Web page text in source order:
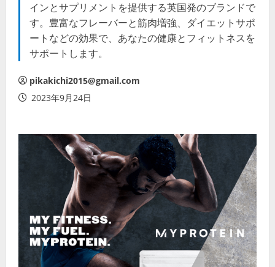
インとサプリメントを提供する英国発のブランドで
す。豊富なフレーバーと筋肉増強、ダイエットサポ
ートなどの効果で、あなたの健康とフィットネスを
サポートします。
pikakichi2015@gmail.com
2023年9月24日